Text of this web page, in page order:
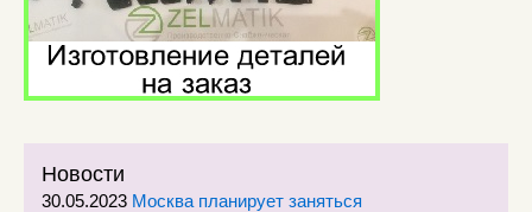
Новости
30.05.2023 Москва планирует заняться